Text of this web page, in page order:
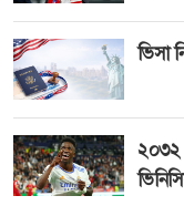
ভিসা
২০৩২